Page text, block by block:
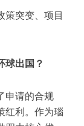
策突变、项目
球出国？
申请的合规
红利。作为瑙